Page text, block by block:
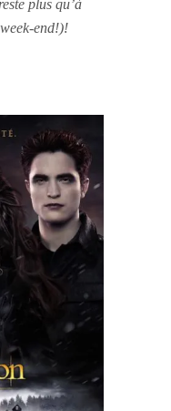
plus qu’à
end!)!